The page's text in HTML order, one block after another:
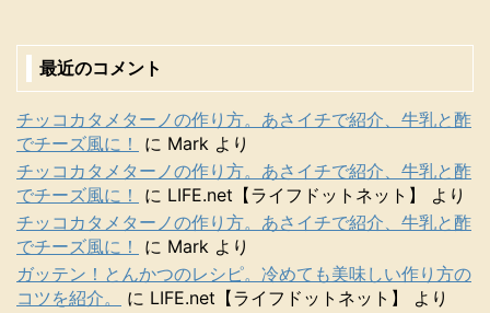
最近のコメント
チッコカタメターノの作り方。あさイチで紹介、牛乳と酢
でチーズ風に！
に Mark より
チッコカタメターノの作り方。あさイチで紹介、牛乳と酢
でチーズ風に！
に LIFE.net【ライフドットネット】
より
チッコカタメターノの作り方。あさイチで紹介、牛乳と酢
でチーズ風に！
に Mark より
ガッテン！とんかつのレシピ。冷めても美味しい作り方の
コツを紹介。
に LIFE.net【ライフドットネット】
より